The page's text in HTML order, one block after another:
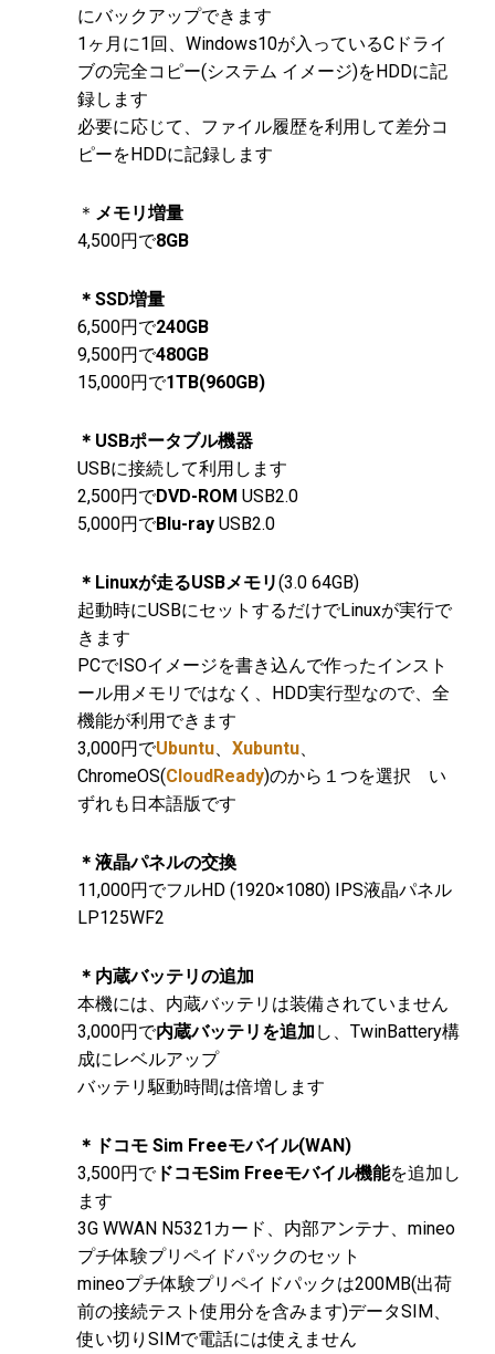
にバックアップできます
1ヶ月に1回、Windows10が入っているCドライ
ブの完全コピー(システム イメージ)をHDDに記
録します
必要に応じて、ファイル履歴を利用して差分コ
ピーをHDDに記録します
＊ メモリ増量
4,500円で8GB
＊SSD増量
6,500円で240GB
9,500円で480GB
15,000円で1TB(960GB)
＊USBポータブル機器
USBに接続して利用します
2,500円でDVD-ROM USB2.0
5,000円でBlu-ray USB2.0
＊Linuxが走るUSBメモリ(3.0 64GB)
起動時にUSBにセットするだけでLinuxが実行で
きます
PCでISOイメージを書き込んで作ったインスト
ール用メモリではなく、HDD実行型なので、全
機能が利用できます
3,000円でUbuntu、 Xubuntu、
ChromeOS(CloudReady)のから１つを選択 い
ずれも日本語版です
＊液晶パネルの交換
11,000円でフルHD (1920×1080) IPS液晶パネル
LP125WF2
＊内蔵バッテリの追加
本機には、内蔵バッテリは装備されていません
3,000円で内蔵バッテリを追加 し、TwinBattery構
成にレベルアップ
バッテリ駆動時間は倍増します
＊ドコモ Sim Freeモバイル(WAN)
3,500円でドコモSim Freeモバイル機能を追加し
ます
3G WWAN N5321カード、内部アンテナ、mineo
プチ体験プリペイドパックのセット
mineoプチ体験プリペイドパックは200MB(出荷
前の接続テスト使用分を含みます)データSIM、
使い切りSIMで電話には使えません